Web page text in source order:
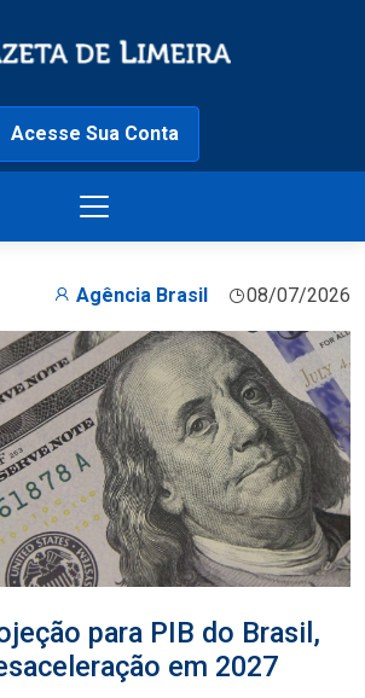
Acesse Sua Conta
Agência Brasil 08/07/2026
para PIB do Brasil,
em 2027